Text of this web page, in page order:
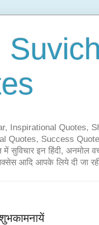
Inspirational Quotes,
Quotes, Success
इन हिंदी, अनमोल
आदि आपके लिये दी जा